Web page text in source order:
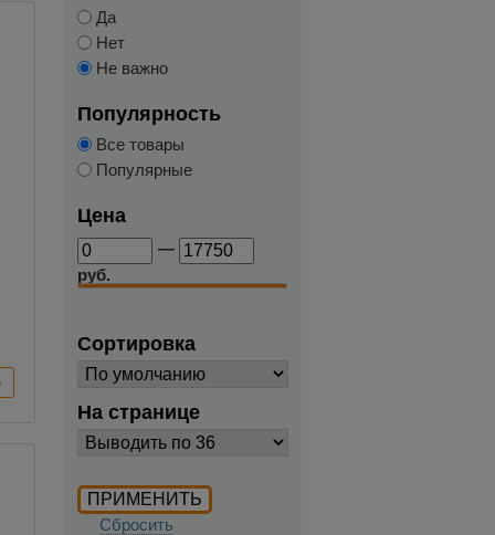
Да
Нет
Не важно
Популярность
Все товары
Популярные
Цена
—
руб.
Сортировка
На странице
Сбросить